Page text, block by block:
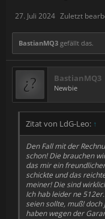
27. Juli 2024 Zuletzt
BastianMQ3 gefällt das.
BastianMQ3
Newbie
Zitat von LdG-Leo: ↑
Den Fall mit der
schon! Die brauchen
das mir ein
schickte und das
meiner! Die sind
Ich hab leider ne
seien sollte, muß!
haben wegen der